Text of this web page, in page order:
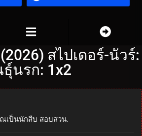
สไปเดอร์-นัวร์:
นรก: 1x2
เป็นนักสืบ สอบสวน.